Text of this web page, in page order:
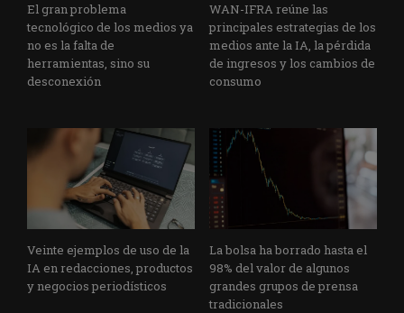
El gran problema
tecnológico de los medios ya
no es la falta de
herramientas, sino su
desconexión
WAN-IFRA reúne las
principales estrategias de los
medios ante la IA, la pérdida
de ingresos y los cambios de
consumo
Veinte ejemplos de uso de la
IA en redacciones, productos
y negocios periodísticos
La bolsa ha borrado hasta el
98% del valor de algunos
grandes grupos de prensa
tradicionales